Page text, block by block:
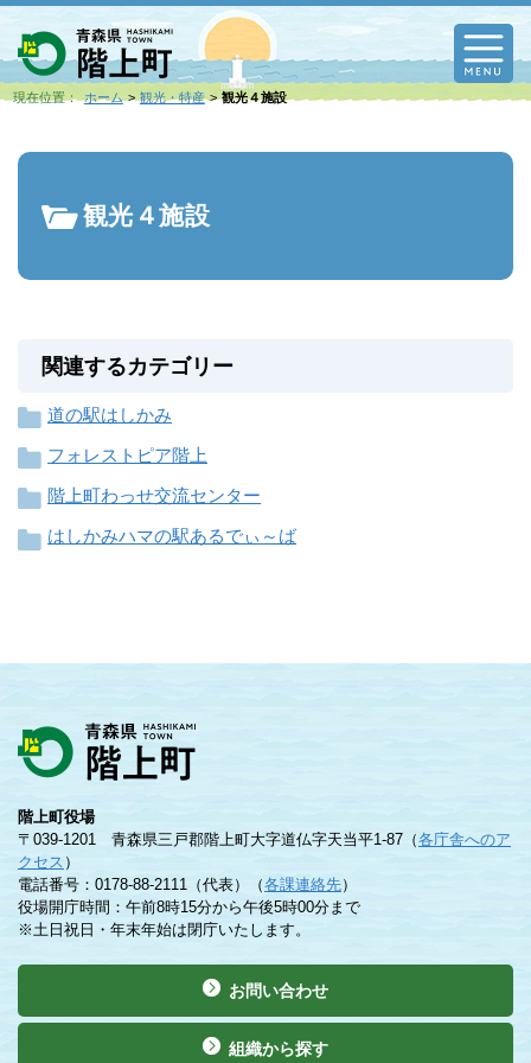
現在位置： ホーム 観光・特産 観光４施設
観光４施設
関連するカテゴリー
道の駅はしかみ
フォレストピア階上
階上町わっせ交流センター
はしかみハマの駅あるでぃ～ば
階上町役場
〒039-1201 青森県三戸郡階上町大字道仏字天当平1-87（各庁舎へのア
クセス ）
電話番号：0178-88-2111（代表）（各課連絡先）
役場開庁時間：午前8時15分から午後5時00分まで
※土日祝日・年末年始は閉庁いたします。
お問い合わせ
組織から探す